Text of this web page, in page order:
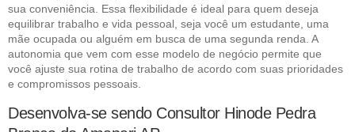
sua conveniência. Essa flexibilidade é ideal para quem deseja
equilibrar trabalho e vida pessoal, seja você um estudante, uma
mãe ocupada ou alguém em busca de uma segunda renda. A
autonomia que vem com esse modelo de negócio permite que
você ajuste sua rotina de trabalho de acordo com suas prioridades
e compromissos pessoais.
Desenvolva-se sendo Consultor Hinode Pedra